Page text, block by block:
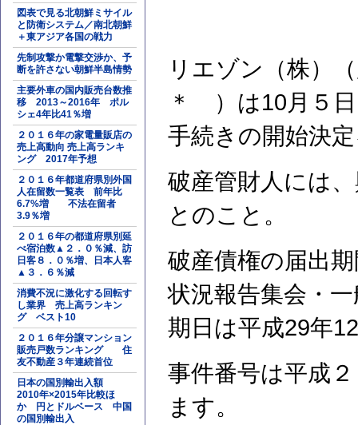
図表で見る北朝鮮ミサイル
と防衛システム／南北朝鮮
＋東アジア各国の戦力
先制攻撃か電撃交渉か、予
断を許さない朝鮮半島情勢
主要外車の国内販売台数推
移 2013～2016年 ポル
シェ4年比41％増
２０１６年の家電量販店の
売上高動向 売上高ランキ
ング 2017年予想
２０１６年都道府県別外国
人在留数一覧表 前年比
6.7%増 不法在留者
3.9％増
２０１６年の都道府県別延
べ宿泊数▲２．０％減、訪
日客８．０％増、日本人客
▲３．６％減
消費不況に激化する回転す
し業界 売上高ランキン
グ ベスト10
２０１６年分譲マンション
販売戸数ランキング 住
友不動産３年連続首位
日本の国別輸出入額
2010年×2015年比較ほ
か 円とドルベース 中国
の国別輸出入
リエゾン（株）
＊ ）は10月５
手続きの開始決
破産管財人には
とのこと。
破産債権の届出
状況報告集会・
期日は平成29年
事件番号は平成
ます。